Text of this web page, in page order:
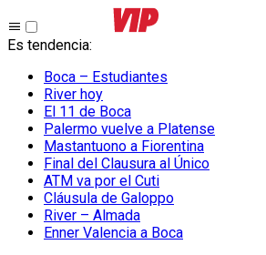
Es tendencia:
Boca – Estudiantes
River hoy
El 11 de Boca
Palermo vuelve a Platense
Mastantuono a Fiorentina
Final del Clausura al Único
ATM va por el Cuti
Cláusula de Galoppo
River – Almada
Enner Valencia a Boca